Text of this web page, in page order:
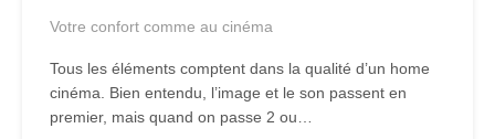
Votre confort comme au cinéma
Tous les éléments comptent dans la qualité d’un home
cinéma. Bien entendu, l’image et le son passent en
premier, mais quand on passe 2 ou…